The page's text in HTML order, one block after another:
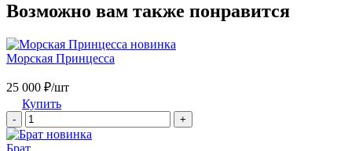
Возможно вам также понравится
новинка
Морская Принцесса
25 000 ₽/шт
Купить
- +
новинка
Брат